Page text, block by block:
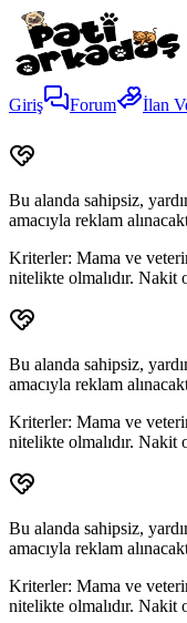
Giriş Forum İlan
Bu alanda sahipsiz,
amacıyla reklam
Kriterler: Mama ve
nitelikte olmalıdır. Nakit
Bu alanda sahipsiz,
amacıyla reklam
Kriterler: Mama ve
nitelikte olmalıdır. Nakit
Bu alanda sahipsiz,
amacıyla reklam
Kriterler: Mama ve
nitelikte olmalıdır. Nakit